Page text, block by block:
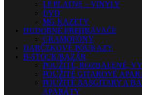
LP PLATNE – VINYLY
DVD
MG KAZETY
HUDOBNÉ PREHRÁVAČE
GRAMOFÓNY
DARČEKOVÉ POUKAZY
B-STOCK/BAZÁR
POUŽITÉ, ROZBALENÉ,
POUŽITÉ GITAROVÉ
POUŽITÉ BASGITARY A
APARÁTY